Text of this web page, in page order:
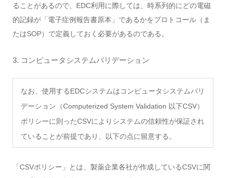
ることがあるので、EDC利用に際しては、時系列的にどの電磁
的記録が「電子症例報告書原本」であるかをプロトコール（ま
たはSOP）で定義しておく必要があるのである。
3. コンピュータシステムバリデーション
なお、使用するEDCシステムはコンピュータシステムバリ
デーション（Computerized System Validation 以下CSV）
ポリシーに則ったCSVによりシステムの信頼性が保証され
ていることが前提であり、以下の点に留意する。
「CSVポリシー」とは、製薬企業各社が作成しているCSVに関